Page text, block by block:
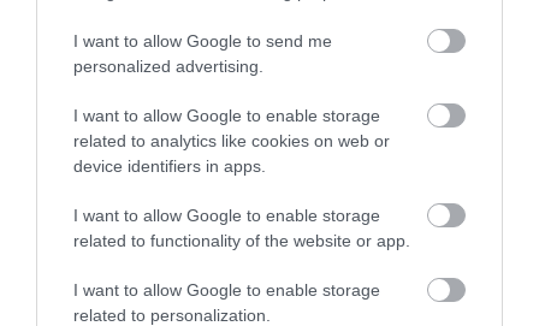
I want to allow Google to send me
personalized advertising.
I want to allow Google to enable storage
related to analytics like cookies on web or
device identifiers in apps.
I want to allow Google to enable storage
related to functionality of the website or app.
I want to allow Google to enable storage
related to personalization.